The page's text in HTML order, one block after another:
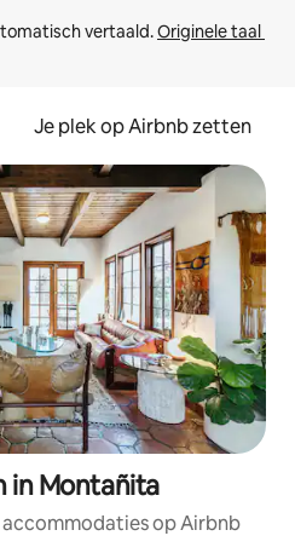
vertaald. Originele taal
Je plek op Airbnb zetten
in Montañita
op Airbnb